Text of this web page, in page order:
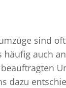
sind
häufig auch
dazu